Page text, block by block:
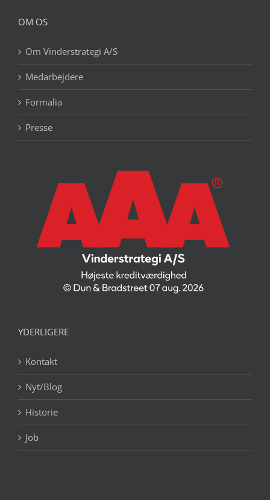
OM OS
Om Vinderstrategi A/S
Medarbejdere
Formalia
Presse
YDERLIGERE
Kontakt
Nyt/Blog
Historie
Job